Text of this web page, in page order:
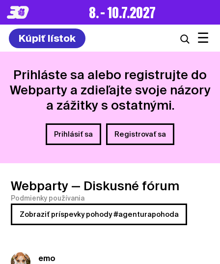
8. – 10.7.2027
Kúpiť lístok ☰
Prihláste sa alebo registrujte do
Webparty a zdieľajte svoje názory
a zážitky s ostatnými.
Prihlásiť sa Registrovať sa
Webparty — Diskusné fórum
Podmienky používania
Zobraziť príspevky pohody #agenturapohoda
emo